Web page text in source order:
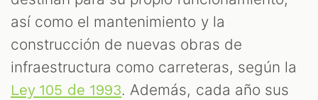
así como el mantenimiento y la
construcción de nuevas obras de
infraestructura como carreteras, según la
Ley 105 de 1993. Además, cada año sus